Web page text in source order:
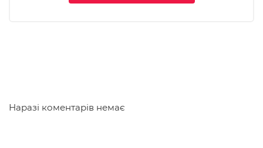
кілька авторів в співпраці з ветеринарами.
Наразі коментарів немає